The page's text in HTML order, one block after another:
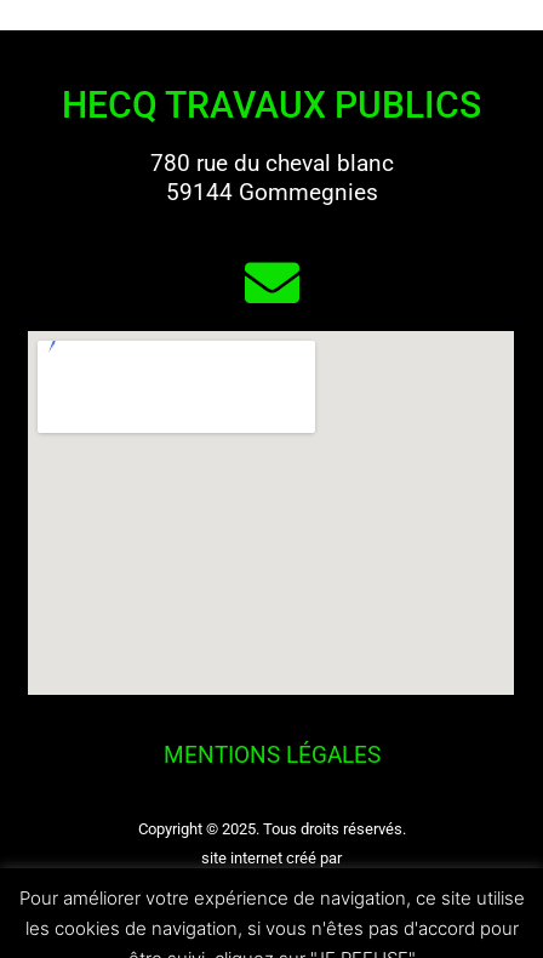
HECQ TRAVAUX PUBLICS
780 rue du cheval blanc
59144 Gommegnies
MENTIONS LÉGALES
Copyright © 2025. Tous droits réservés.
site internet créé par
Gwen Communication
Pour améliorer votre expérience de navigation, ce site utilise
les cookies de navigation, si vous n'êtes pas d'accord pour